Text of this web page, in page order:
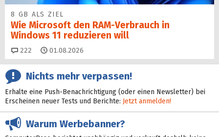
8 GB ALS ZIEL
Wie Microsoft den RAM-Verbrauch in
Windows 11 reduzieren will
222 Kommentare
01.08.2026
Nichts mehr verpassen!
Erhalte eine Push-Benachrichtigung (oder einen Newsletter) bei
Erscheinen neuer Tests und Berichte: Jetzt anmelden!
Warum Werbebanner?